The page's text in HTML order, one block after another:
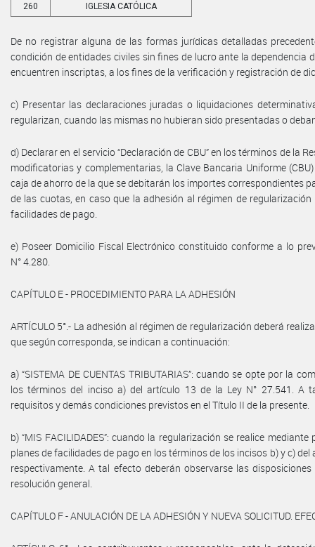
260 IGLESIA CATÓLICA
De no registrar alguna de las formas jurídicas detalladas
condición de entidades civiles sin fines de lucro ante la dependencia
encuentren inscriptas, a los fines de la verificación y registración de
c) Presentar las declaraciones juradas o liquidaciones
regularizan, cuando las mismas no hubieran sido presentadas o
d) Declarar en el servicio “Declaración de CBU” en los términos de la
modificatorias y complementarias, la Clave Bancaria Uniforme
caja de ahorro de la que se debitarán los importes correspondientes
de las cuotas, en caso que la adhesión al régimen de
facilidades de pago.
e) Poseer Domicilio Fiscal Electrónico constituido conforme a lo
N° 4.280.
CAPÍTULO E - PROCEDIMIENTO PARA LA ADHESIÓN
ARTÍCULO 5°.- La adhesión al régimen de regularización deberá
que según corresponda, se indican a continuación:
a) “SISTEMA DE CUENTAS TRIBUTARIAS”: cuando se opte por la
los términos del inciso a) del artículo 13 de la Ley N° 27.541. A
requisitos y demás condiciones previstos en el Título II de la presente.
b) “MIS FACILIDADES”: cuando la regularización se realice
planes de facilidades de pago en los términos de los incisos b) y c) del
respectivamente. A tal efecto deberán observarse las
resolución general.
CAPÍTULO F - ANULACIÓN DE LA ADHESIÓN Y NUEVA SOLICITUD.